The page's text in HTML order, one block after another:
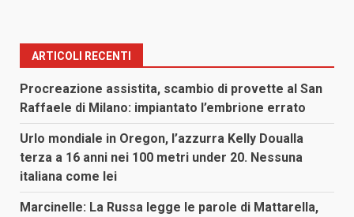
ARTICOLI RECENTI
Procreazione assistita, scambio di provette al San
Raffaele di Milano: impiantato l’embrione errato
Urlo mondiale in Oregon, l’azzurra Kelly Doualla
terza a 16 anni nei 100 metri under 20. Nessuna
italiana come lei
Marcinelle: La Russa legge le parole di Mattarella,